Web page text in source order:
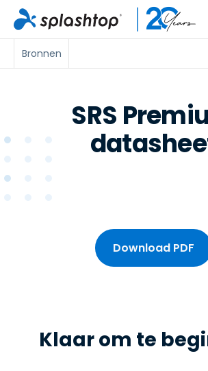
Bronnen
SRS
Download PDF
Klaar om te